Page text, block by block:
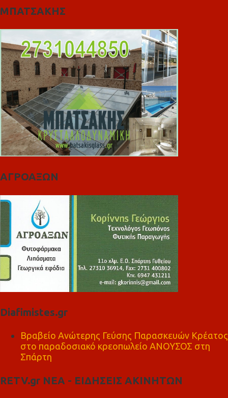
ΜΠΑΤΣΑΚΗΣ
ΑΓΡΟΑΞΩΝ
Diafimistes.gr
Βραβείο Ανώτερης Γεύσης Παρασκευών Κρέατος
στο παραδοσιακό κρεοπωλείο ΑΝΟΥΣΟΣ στη
Σπάρτη
RETV.gr ΝΕΑ - ΕΙΔΗΣΕΙΣ ΑΚΙΝΗΤΩΝ